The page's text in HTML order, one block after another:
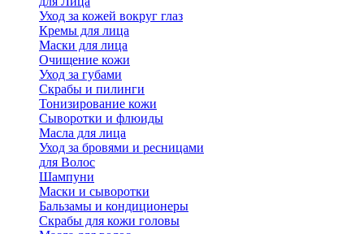
Уход за кожей вокруг глаз
Кремы для лица
Маски для лица
Очищение кожи
Уход за губами
Скрабы и пилинги
Тонизирование кожи
Сыворотки и флюиды
Масла для лица
Уход за бровями и ресницами
для Волос
Шампуни
Маски и сыворотки
Бальзамы и кондиционеры
Скрабы для кожи головы